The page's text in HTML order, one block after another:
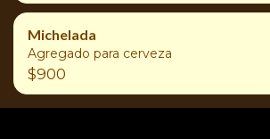
Michelada
Agregado para cerveza
$900